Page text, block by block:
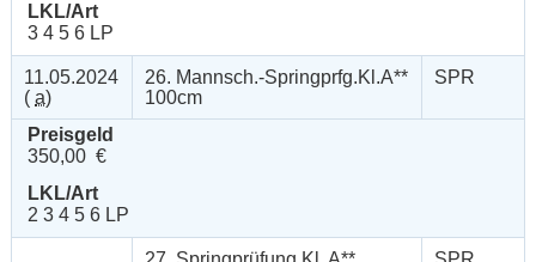
LKL/Art
3 4 5 6 LP
11.05.2024
( a)
26. Mannsch.-Springprfg.Kl.A**
100cm
SPR
Preisgeld
350,00 €
LKL/Art
2 3 4 5 6 LP